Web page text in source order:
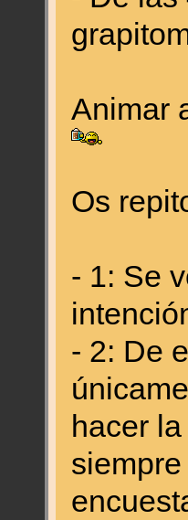
Animar
Os
- 1: Se
- 2: De
hacer